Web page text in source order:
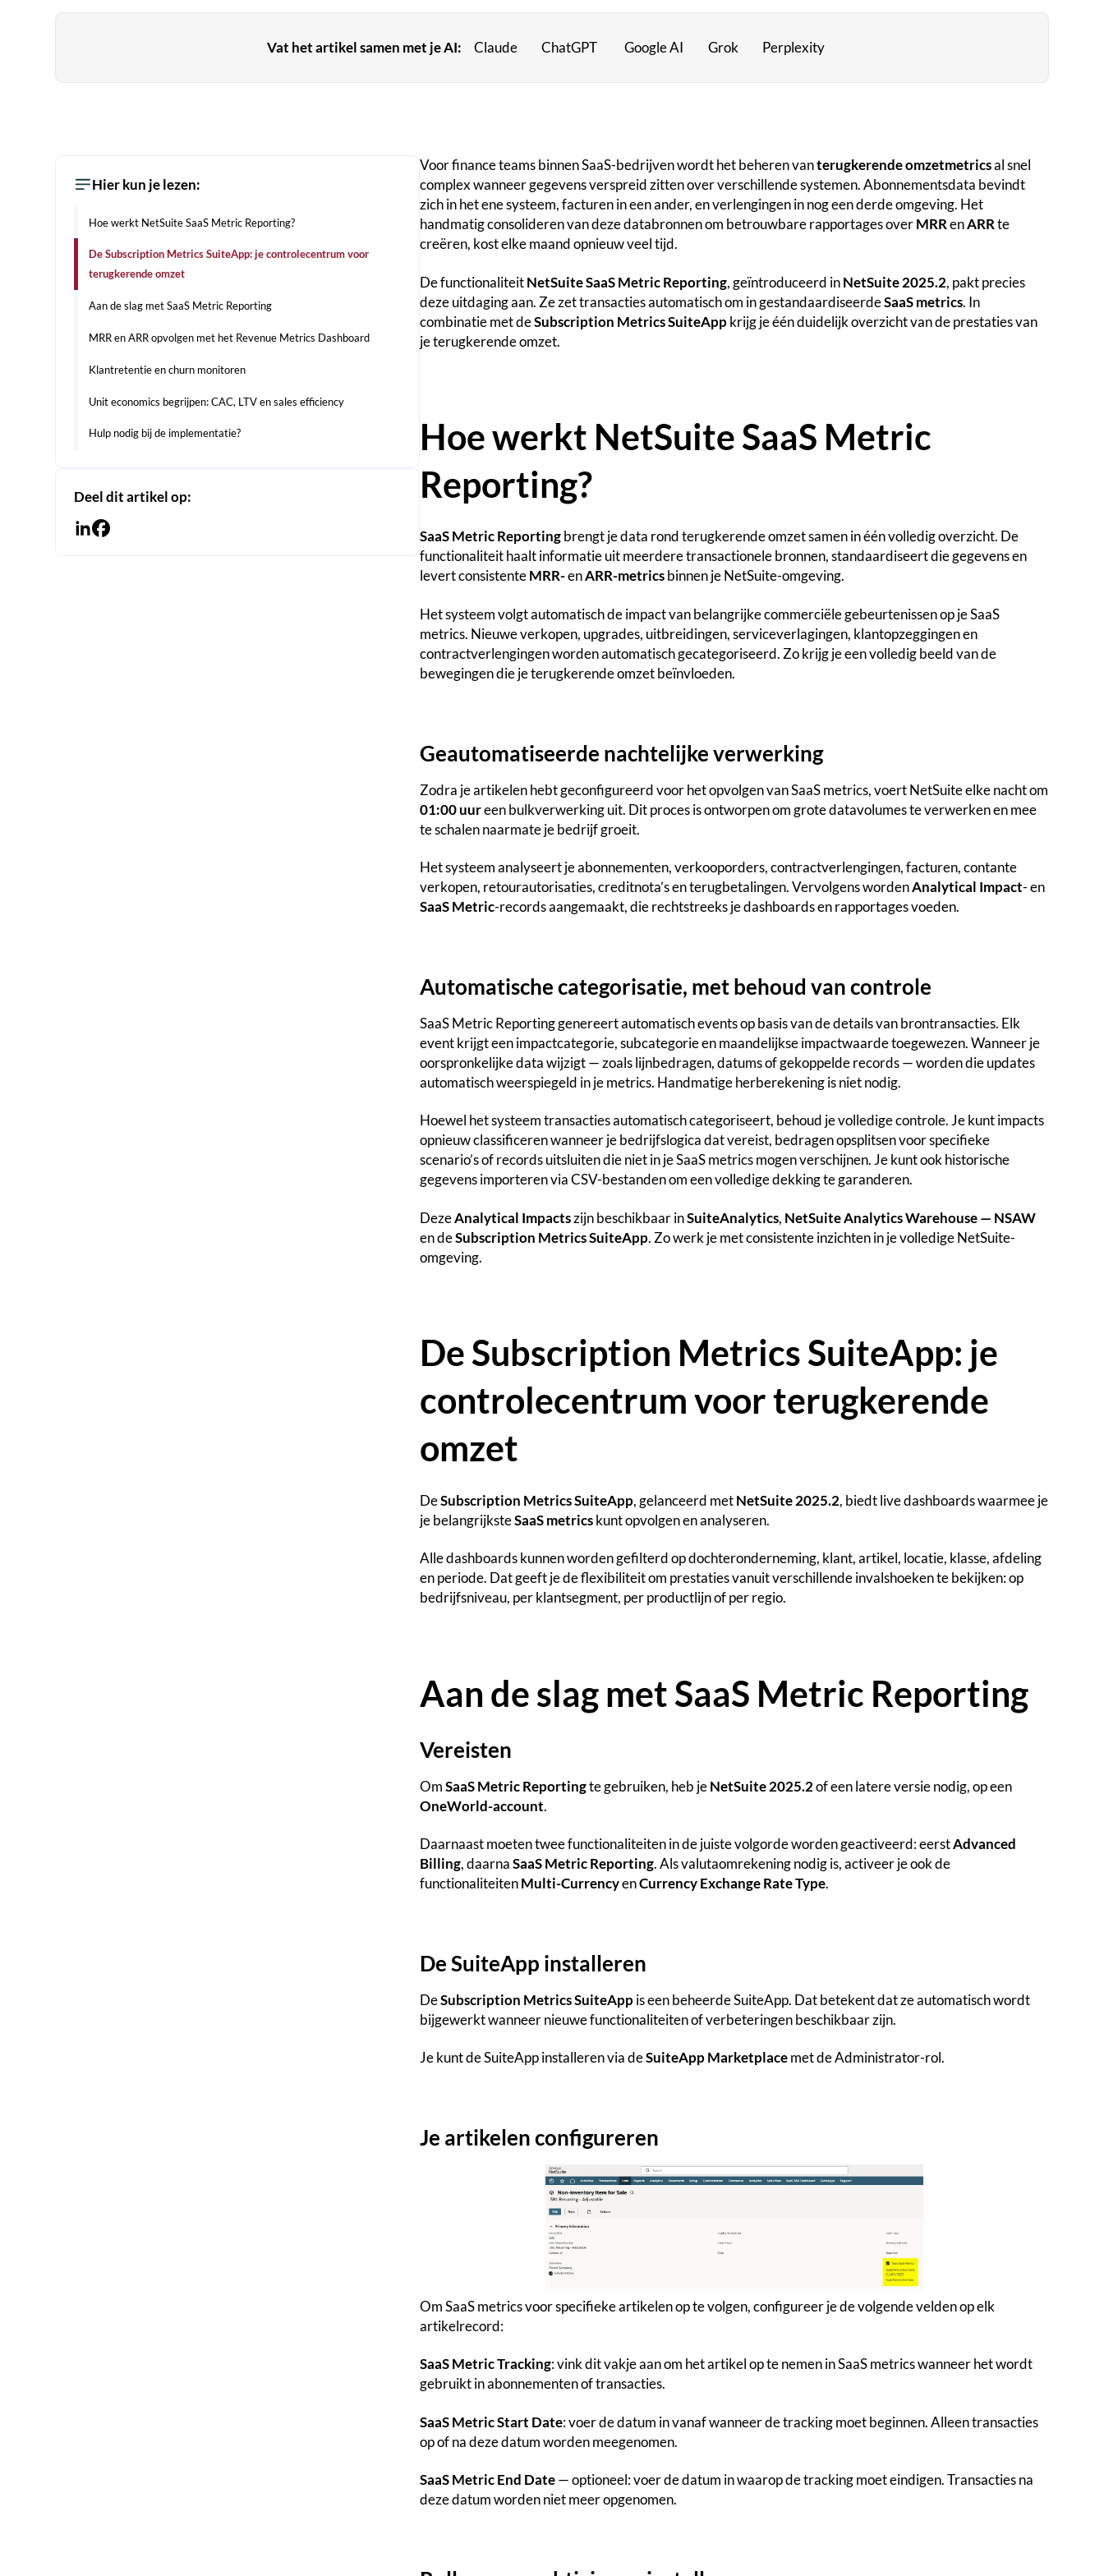
Vat het artikel samen met je AI: Claude ChatGPT Google AI Grok Perplexity
Hier kun je lezen:
Hoe werkt NetSuite SaaS Metric Reporting?
De Subscription Metrics SuiteApp: je controlecentrum voor
terugkerende omzet
Aan de slag met SaaS Metric Reporting
MRR en ARR opvolgen met het Revenue Metrics Dashboard
Klantretentie en churn monitoren
Unit economics begrijpen: CAC, LTV en sales efficiency
Hulp nodig bij de implementatie?
Deel dit artikel op:
Voor finance teams binnen SaaS-bedrijven wordt het beheren vanterugkerende omzetmetricsal snel
complex wanneer gegevens verspreid zitten over verschillende systemen. Abonnementsdata bevindt
zich in het ene systeem, facturen in een ander, en verlengingen in nog een derde omgeving. Het
handmatig consolideren van deze databronnen om betrouwbare rapportages over MRRenARRte
creëren, kost elke maand opnieuw veel tijd.
De functionaliteit NetSuite SaaS Metric Reporting, geïntroduceerd in NetSuite 2025.2, pakt precies
deze uitdaging aan. Ze zet transacties automatisch om in gestandaardiseerdeSaaS metrics. In
combinatie met deSubscription Metrics SuiteAppkrijg je één duidelijk overzicht van de prestaties van
je terugkerende omzet.
Hoe werkt NetSuite SaaS Metric
Reporting?
SaaS Metric Reportingbrengt je data rond terugkerende omzet samen in één volledig overzicht. De
functionaliteit haalt informatie uit meerdere transactionele bronnen, standaardiseert die gegevens en
levert consistente MRR-enARR-metricsbinnen je NetSuite-omgeving.
Het systeem volgt automatisch de impact van belangrijke commerciële gebeurtenissen op je SaaS
metrics. Nieuwe verkopen, upgrades, uitbreidingen, serviceverlagingen, klantopzeggingen en
contractverlengingen worden automatisch gecategoriseerd. Zo krijg je een volledig beeld van de
bewegingen die je terugkerende omzet beïnvloeden.
Geautomatiseerde nachtelijke verwerking
Zodra je artikelen hebt geconfigureerd voor het opvolgen van SaaS metrics, voert NetSuite elke nacht om
01:00 uureen bulkverwerking uit. Dit proces is ontworpen om grote datavolumes te verwerken en mee
te schalen naarmate je bedrijf groeit.
Het systeem analyseert je abonnementen, verkooporders, contractverlengingen, facturen, contante
verkopen, retourautorisaties, creditnota’s en terugbetalingen. Vervolgens wordenAnalytical Impact- en
SaaS Metric-records aangemaakt, die rechtstreeks je dashboards en rapportages voeden.
Automatische categorisatie, met behoud van controle
SaaS Metric Reporting genereert automatisch events op basis van de details van brontransacties. Elk
event krijgt een impactcategorie, subcategorie en maandelijkse impactwaarde toegewezen. Wanneer je
oorspronkelijke data wijzigt — zoals lijnbedragen, datums of gekoppelde records — worden die updates
automatisch weerspiegeld in je metrics. Handmatige herberekening is niet nodig.
Hoewel het systeem transacties automatisch categoriseert, behoud je volledige controle. Je kunt impacts
opnieuw classificeren wanneer je bedrijfslogica dat vereist, bedragen opsplitsen voor specifieke
scenario’s of records uitsluiten die niet in je SaaS metrics mogen verschijnen. Je kunt ook historische
gegevens importeren via CSV-bestanden om een volledige dekking te garanderen.
DezeAnalytical Impactszijn beschikbaar inSuiteAnalytics, NetSuite Analytics Warehouse — NSAW
en deSubscription Metrics SuiteApp. Zo werk je met consistente inzichten in je volledige NetSuite-
omgeving.
De Subscription Metrics SuiteApp: je
controlecentrum voor terugkerende
omzet
DeSubscription Metrics SuiteApp, gelanceerd met NetSuite 2025.2, biedt live dashboards waarmee je
je belangrijksteSaaS metricskunt opvolgen en analyseren.
Alle dashboards kunnen worden gefilterd op dochteronderneming, klant, artikel, locatie, klasse, afdeling
en periode. Dat geeft je de flexibiliteit om prestaties vanuit verschillende invalshoeken te bekijken: op
bedrijfsniveau, per klantsegment, per productlijn of per regio.
Aan de slag met SaaS Metric Reporting
Vereisten
Om SaaS Metric Reportingte gebruiken, heb je NetSuite 2025.2 of een latere versie nodig, op een
OneWorld-account.
Daarnaast moeten twee functionaliteiten in de juiste volgorde worden geactiveerd: eerstAdvanced
Billing, daarna SaaS Metric Reporting. Als valutaomrekening nodig is, activeer je ook de
functionaliteiten Multi-CurrencyenCurrency Exchange Rate Type.
De SuiteApp installeren
DeSubscription Metrics SuiteAppis een beheerde SuiteApp. Dat betekent dat ze automatisch wordt
bijgewerkt wanneer nieuwe functionaliteiten of verbeteringen beschikbaar zijn.
Je kunt de SuiteApp installeren via deSuiteApp Marketplacemet de Administrator-rol.
Je artikelen configureren
Om SaaS metrics voor specifieke artikelen op te volgen, configureer je de volgende velden op elk
artikelrecord:
SaaS Metric Tracking: vink dit vakje aan om het artikel op te nemen in SaaS metrics wanneer het wordt
gebruikt in abonnementen of transacties.
SaaS Metric Start Date: voer de datum in vanaf wanneer de tracking moet beginnen. Alleen transacties
op of na deze datum worden meegenomen.
SaaS Metric End Date— optioneel: voer de datum in waarop de tracking moet eindigen. Transacties na
deze datum worden niet meer opgenomen.